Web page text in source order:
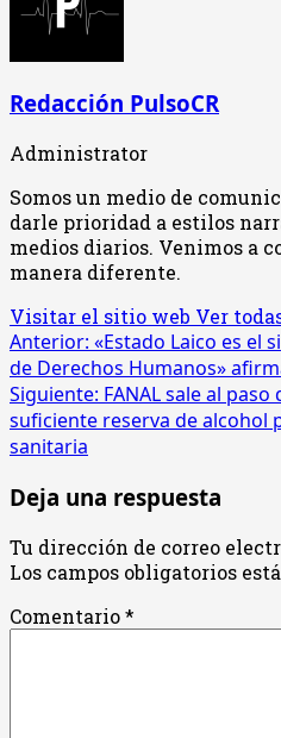
Redacción PulsoCR
Administrator
Somos un medio de
darle prioridad a estilos
medios diarios. Venimos a
manera diferente.
Visitar el sitio web Ver
Navegación
de
entradas
Anterior: «Estado Laico es el
de Derechos Humanos»
Siguiente: FANAL sale al
suficiente reserva de alcohol
sanitaria
Deja una respuesta
Tu dirección de correo
Los campos obligatorios
Comentario*